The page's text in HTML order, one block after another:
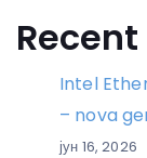
Intel
– nova
јун 16, 2026